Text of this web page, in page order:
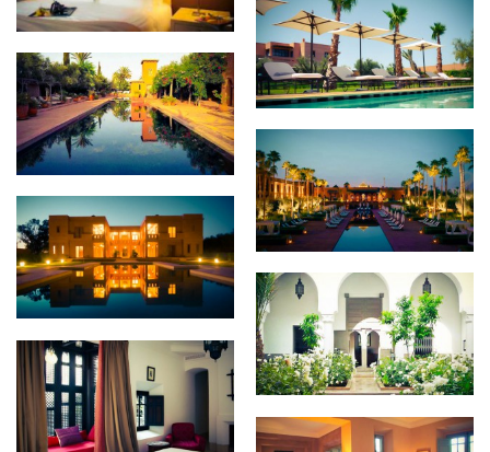
Dar Nanka & Spa
Beldi Country Club
Selman Marrakech
The Capaldi
Zaouia 44
Riad Dixneuf La Ksour